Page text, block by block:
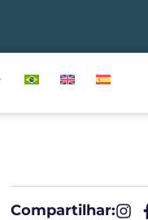
Compartilhar:​